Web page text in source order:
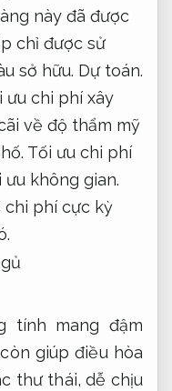
này đã được
chỉ được sử
sở hữu. Dự toán.
ưu chi phí xây
về độ thẩm mỹ
Tối ưu chi phí
ưu không gian.
chi phí cực kỳ
tính mang đậm
giúp điều hòa
thư thái, dễ chịu